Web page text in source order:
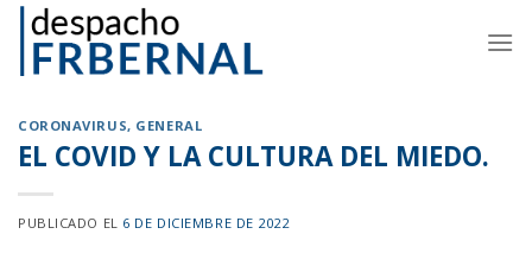
Skip
content
CORONAVIRUS, GENERAL
EL COVID Y LA CULTURA DEL MIEDO.
PUBLICADO EL 6 DE DICIEMBRE DE 2022